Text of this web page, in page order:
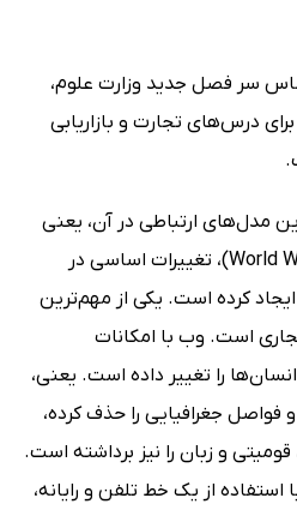
سر فصل جدید وزارت علوم،
درس‌های تجارت و بازاریابی
مدل‌های ارتباطی در آن، یعنی
شبکه جهانی وب (World Wide Web)، تغییرات اساسی در
کرده است. یکی از مهم‌ترین
است. وب با امکانات
را تغییر داده است. یعنی،
فواصل جغرافیایی را حذف کرده،
قومیتی و زبان را نیز برداشته است.
استفاده از یک خط تلفن و رایانه،